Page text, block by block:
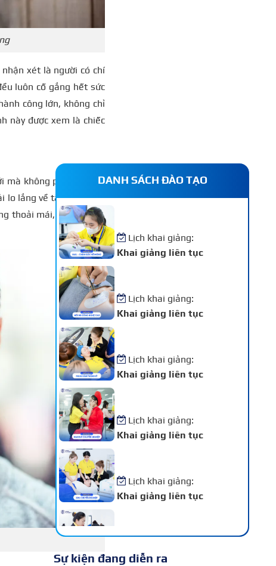
xét là người có chí
luôn cố gắng hết sức
công lớn, không chỉ
này được xem là chiếc
mà không phải ai cũng
lo lắng về tài chính của
thoải mái, không phải
DANH SÁCH ĐÀO TẠO
Lịch khai giảng:
Khai giảng liên tục
Lịch khai giảng:
Khai giảng liên tục
Lịch khai giảng:
Khai giảng liên tục
Lịch khai giảng:
Khai giảng liên tục
Lịch khai giảng:
Khai giảng liên tục
Khai giảng liên tục
Sự kiện đang diễn ra